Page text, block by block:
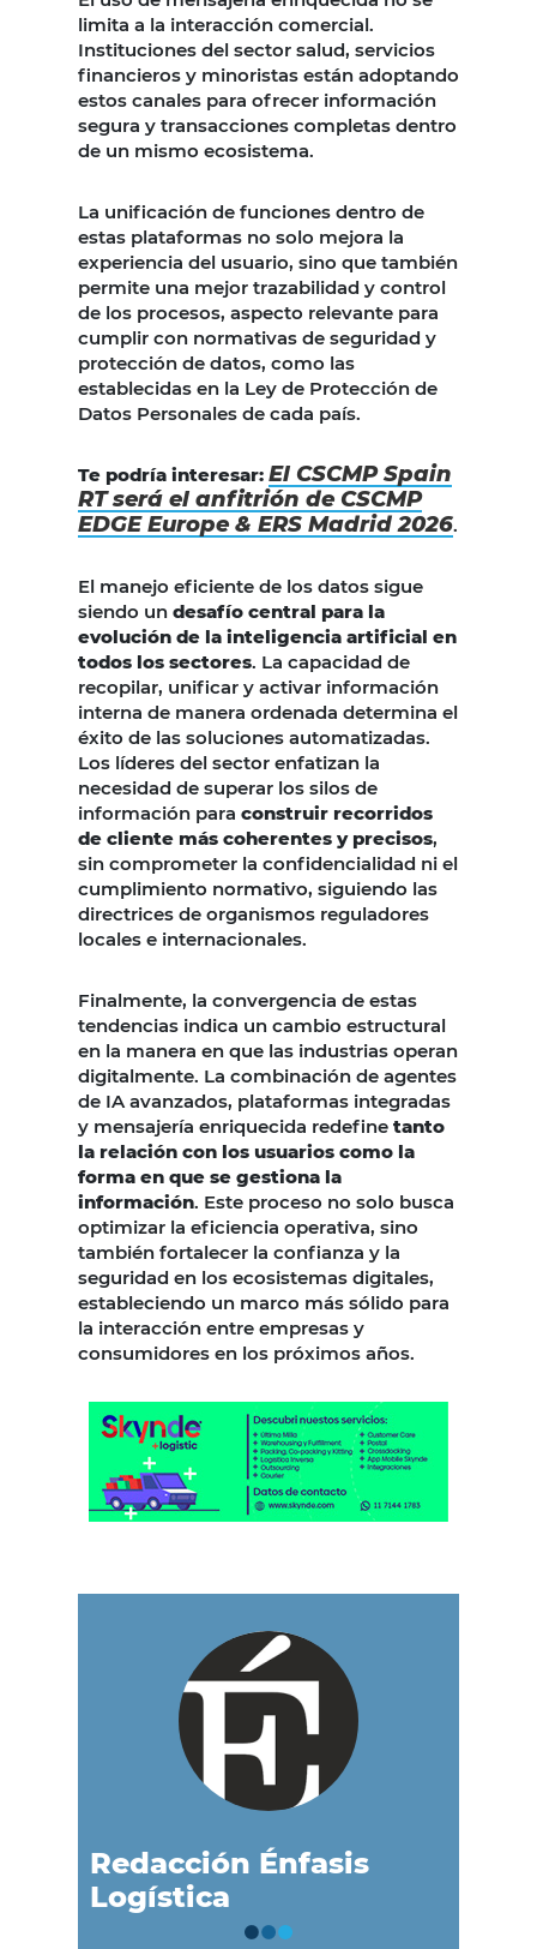
limita a la interacción comercial.
Instituciones del sector salud, servicios
financieros y minoristas están adoptando
estos canales para ofrecer información
segura y transacciones completas dentro
de un mismo ecosistema.
La unificación de funciones dentro de
estas plataformas no solo mejora la
experiencia del usuario, sino que también
permite una mejor trazabilidad y control
de los procesos, aspecto relevante para
cumplir con normativas de seguridad y
protección de datos, como las
establecidas en la Ley de Protección de
Datos Personales de cada país.
Te podría interesar: El CSCMP Spain
RT será el anfitrión de CSCMP
EDGE Europe & ERS Madrid 2026.
El manejo eficiente de los datos sigue
siendo un desafío central para la
evolución de la inteligencia artificial en
todos los sectores. La capacidad de
recopilar, unificar y activar información
interna de manera ordenada determina el
éxito de las soluciones automatizadas.
Los líderes del sector enfatizan la
necesidad de superar los silos de
información para construir recorridos
de cliente más coherentes y precisos,
sin comprometer la confidencialidad ni el
cumplimiento normativo, siguiendo las
directrices de organismos reguladores
locales e internacionales.
Finalmente, la convergencia de estas
tendencias indica un cambio estructural
en la manera en que las industrias operan
digitalmente. La combinación de agentes
de IA avanzados, plataformas integradas
y mensajería enriquecida redefine tanto
la relación con los usuarios como la
forma en que se gestiona la
información. Este proceso no solo busca
optimizar la eficiencia operativa, sino
también fortalecer la confianza y la
seguridad en los ecosistemas digitales,
estableciendo un marco más sólido para
la interacción entre empresas y
consumidores en los próximos años.
Redacción Énfasis
Logística